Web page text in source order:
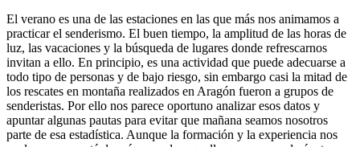
El verano es una de las estaciones en las que más nos animamos a
practicar el senderismo. El buen tiempo, la amplitud de las horas de
luz, las vacaciones y la búsqueda de lugares donde refrescarnos
invitan a ello. En principio, es una actividad que puede adecuarse a
todo tipo de personas y de bajo riesgo, sin embargo casi la mitad de
los rescates en montaña realizados en Aragón fueron a grupos de
senderistas. Por ello nos parece oportuno analizar esos datos y
apuntar algunas pautas para evitar que mañana seamos nosotros
parte de esa estadística. Aunque la formación y la experiencia nos